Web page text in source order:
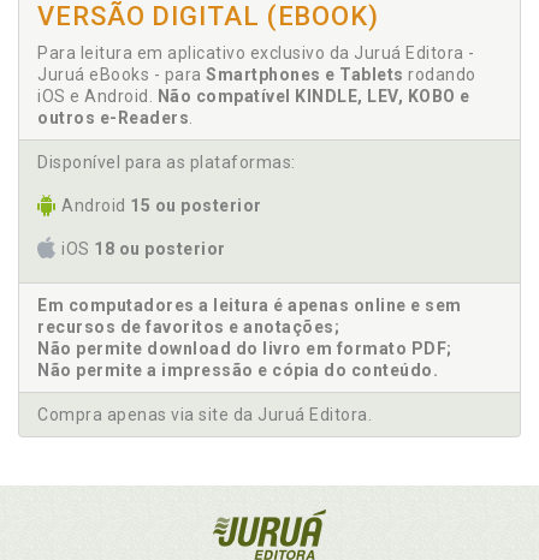
VERSÃO DIGITAL (EBOOK)
Para leitura em aplicativo exclusivo da Juruá Editora -
Juruá eBooks - para Smartphones e Tablets rodando
iOS e Android.
Não compatível KINDLE, LEV, KOBO e
outros e-Readers
Disponível para as plataformas:
Android 15 ou posterior
iOS 18 ou posterior
Em computadores a leitura é apenas online e sem
recursos de favoritos e anotações;
Não permite download do livro em formato PDF;
Não permite a impressão e cópia do conteúdo.
Compra apenas via site da Juruá Editora.